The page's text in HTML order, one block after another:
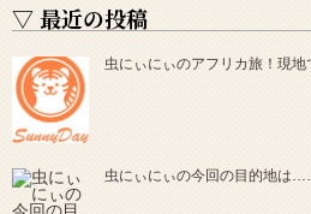
▽ 最近の投稿
虫にぃにぃのアフリカ旅！現地
虫にぃにぃの今回の目的地は……